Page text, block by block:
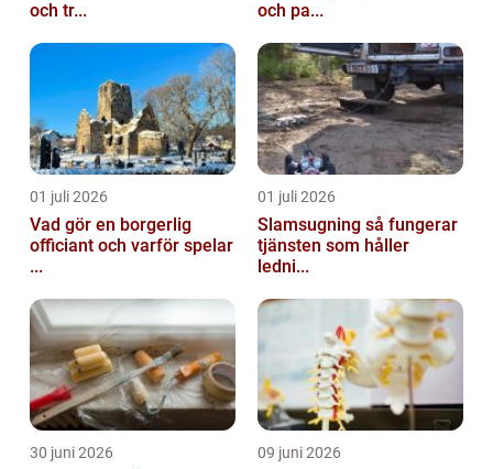
och tr...
och pa...
01 juli 2026
Vad gör en borgerlig
officiant och varför spelar
...
01 juli 2026
Slamsugning så fungerar
tjänsten som håller
ledni...
30 juni 2026 09 juni 2026